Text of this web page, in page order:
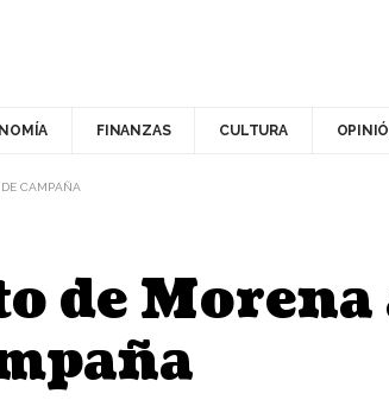
FINANZAS CULTURA
CAMPAÑA
de